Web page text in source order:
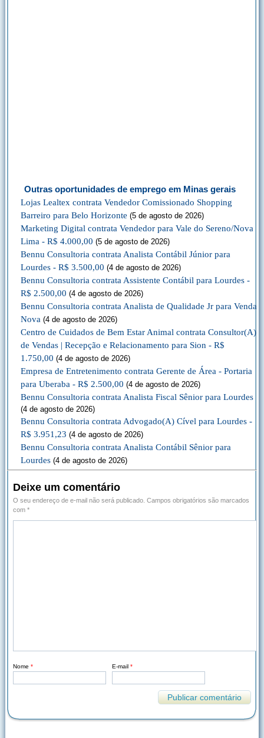
Outras oportunidades de emprego em Minas gerais
Lojas Lealtex contrata Vendedor Comissionado Shopping
Barreiro para Belo Horizonte (5 de agosto de 2026)
Marketing Digital contrata Vendedor para Vale do Sereno/Nova
Lima - R$ 4.000,00 (5 de agosto de 2026)
Bennu Consultoria contrata Analista Contábil Júnior para
Lourdes - R$ 3.500,00 (4 de agosto de 2026)
Bennu Consultoria contrata Assistente Contábil para Lourdes -
R$ 2.500,00 (4 de agosto de 2026)
Bennu Consultoria contrata Analista de Qualidade Jr para Venda
Nova (4 de agosto de 2026)
Centro de Cuidados de Bem Estar Animal contrata Consultor(A)
de Vendas | Recepção e Relacionamento para Sion - R$
1.750,00 (4 de agosto de 2026)
Empresa de Entretenimento contrata Gerente de Área - Portaria
para Uberaba - R$ 2.500,00 (4 de agosto de 2026)
Bennu Consultoria contrata Analista Fiscal Sênior para Lourdes
(4 de agosto de 2026)
Bennu Consultoria contrata Advogado(A) Cível para Lourdes -
R$ 3.951,23 (4 de agosto de 2026)
Bennu Consultoria contrata Analista Contábil Sênior para
Lourdes (4 de agosto de 2026)
Deixe um comentário
O seu endereço de e-mail não será publicado. Campos obrigatórios são marcados
com *
Nome * E-mail *